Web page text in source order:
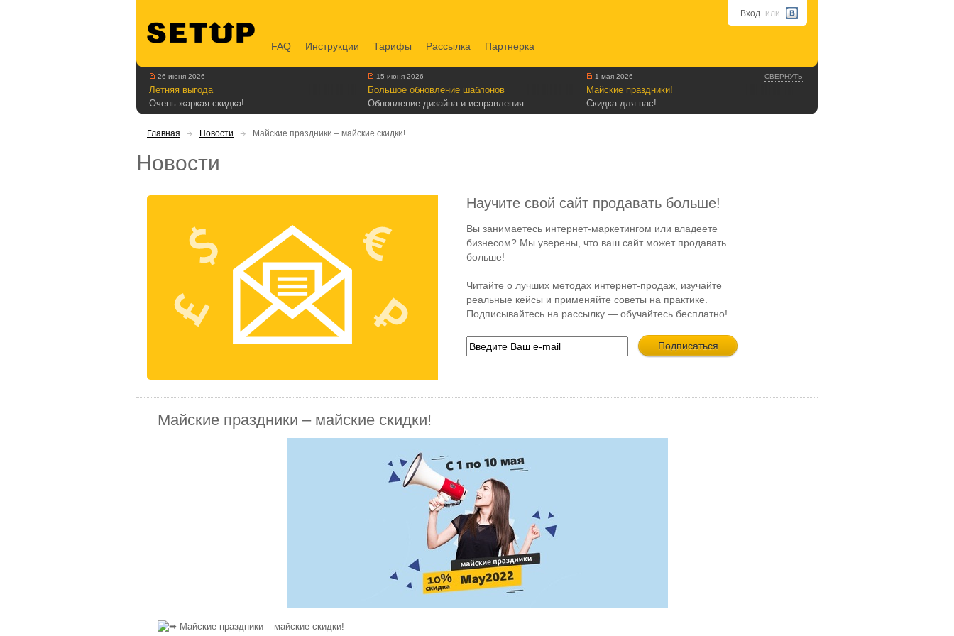
Вход или
FAQ Инструкции Тарифы Рассылка Партнерка
СВЕРНУТЬ
26 июня 2026
Летняя выгода
Очень жаркая скидка!
15 июня 2026
Большое обновление шаблонов
Обновление дизайна и исправления
1 мая 2026
Майские праздники!
Скидка для вас!
Главная Новости Майские праздники – майские скидки!
Новости
Научите свой сайт продавать больше!
Вы занимаетесь интернет-маркетингом или владеете
бизнесом? Мы уверены, что ваш сайт может продавать
больше!
Читайте о лучших методах интернет-продаж, изучайте
реальные кейсы и применяйте советы на практике.
Подписывайтесь на рассылку — обучайтесь бесплатно!
Майские праздники – майские скидки!
Майские праздники – майские скидки!